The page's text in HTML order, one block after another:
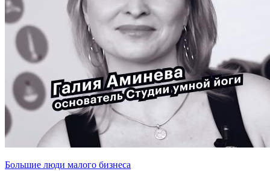
Большие люди малого бизнеса